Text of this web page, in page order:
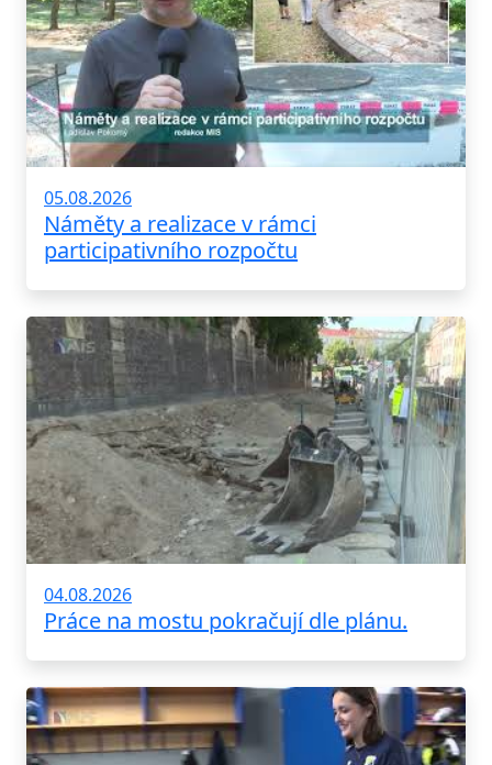
05.08.2026
Náměty a realizace v rámci
participativního rozpočtu
04.08.2026
Práce na mostu pokračují dle plánu.